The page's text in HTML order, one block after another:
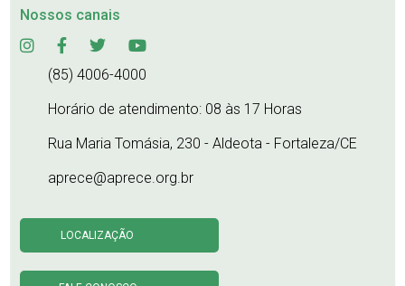
Nossos canais
(85) 4006-4000
Horário de atendimento: 08 às 17 Horas
Rua Maria Tomásia, 230 - Aldeota - Fortaleza/CE
aprece@aprece.org.br
LOCALIZAÇÃO